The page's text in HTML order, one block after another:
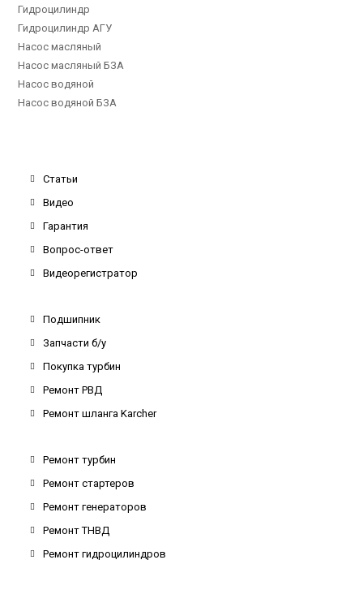
Гидроцилиндр
Гидроцилиндр АГУ
Насос масляный
Насос масляный БЗА
Насос водяной
Насос водяной БЗА
Статьи
Видео
Гарантия
Вопрос-ответ
Видеорегистратор
Подшипник
Запчасти б/у
Покупка турбин
Ремонт РВД
Ремонт шланга Karcher
Ремонт турбин
Ремонт стартеров
Ремонт генераторов
Ремонт ТНВД
Ремонт гидроцилиндров